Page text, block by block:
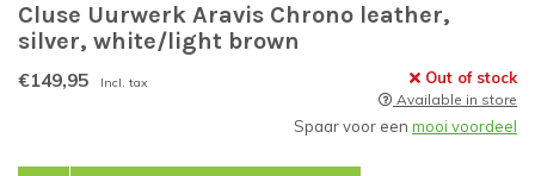
Cluse Uurwerk Aravis Chrono leather,
silver, white/light brown
€149,95 Incl. tax Out of stock
Available in store
Spaar voor een mooi voordeel